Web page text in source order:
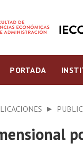
PORTADA